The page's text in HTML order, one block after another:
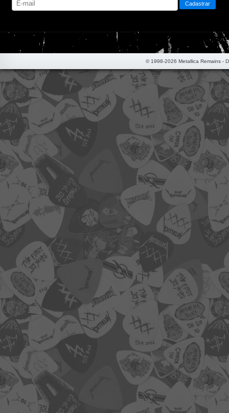
© 1998-2026 Metallica Remains -